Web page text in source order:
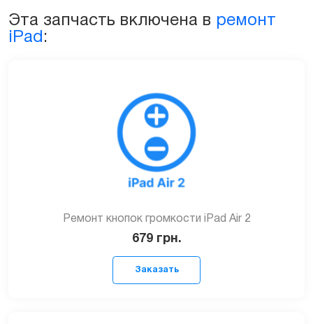
A1567
A1566
Эта запчасть включена в ремонт
iPad :
Ремонт кнопок громкости iPad Air 2
679 грн.